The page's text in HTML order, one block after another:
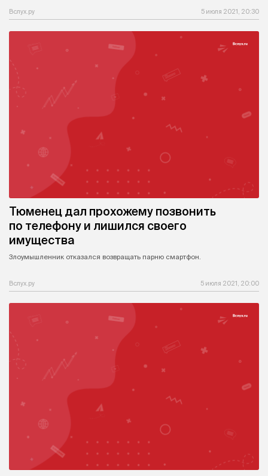
Вслух.ру 5 июля 2021, 20:30
Тюменец дал прохожему позвонить
по телефону и лишился своего
имущества
Злоумышленник отказался возвращать парню смартфон.
Вслух.ру 5 июля 2021, 20:00